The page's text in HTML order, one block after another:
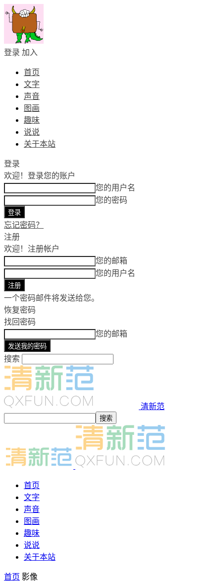
登录 加入
首页
文字
声音
图画
趣味
说说
关于本站
登录
欢迎！ 登录您的账户
您的用户名
您的密码
忘记密码？
注册
欢迎！ 注册帐户
您的邮箱
您的用户名
一个密码邮件将发送给您。
恢复密码
找回密码
您的邮箱
搜索
清新范
首页
文字
声音
图画
趣味
说说
关于本站
首页 影像